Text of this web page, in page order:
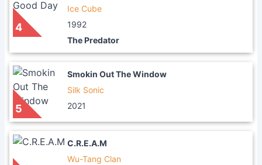
4
Ice Cube
1992
The Predator
5
Smokin Out The Window
Silk Sonic
2021
C.R.E.A.M
Wu-Tang Clan